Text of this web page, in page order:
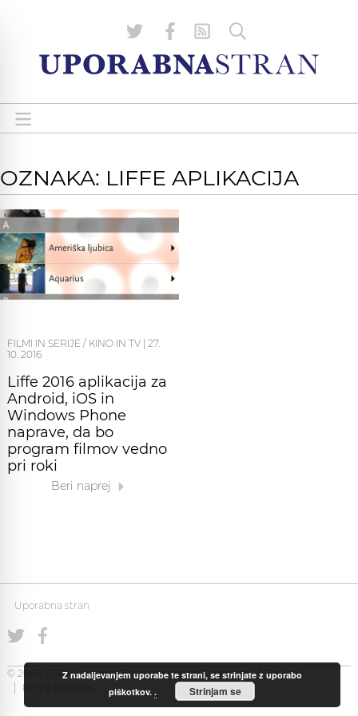
OZNAKA: LIFFE APLIKACIJA
FILMI IN SERIJE / KINO IN TV 27.
10. 2016
Liffe 2016 aplikacija za
Android, iOS in
Windows Phone
naprave, da bo
program filmov vedno
pri roki
Beri naprej
Uporabna stran
© 2008-2026 Uporabna Stran gostuje naZabec.net
Piškotki
Pogoji uporabe
Z nadaljevanjem uporabe te strani, se strinjate z uporabo
piškotkov.. Strinjam se